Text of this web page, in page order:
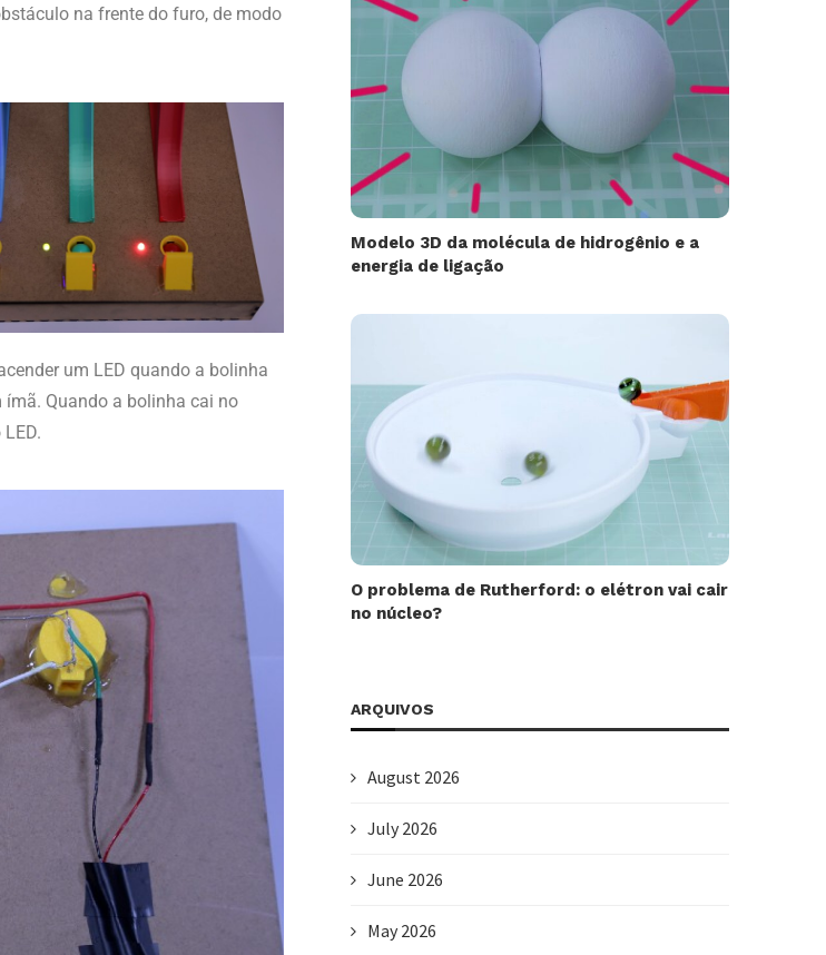
na frente do furo, de modo
um LED quando a bolinha
Quando a bolinha cai no
Modelo 3D da molécula de hidrogênio e a
energia de ligação
O problema de Rutherford: o elétron vai cair
no núcleo?
ARQUIVOS
August 2026
July 2026
June 2026
May 2026